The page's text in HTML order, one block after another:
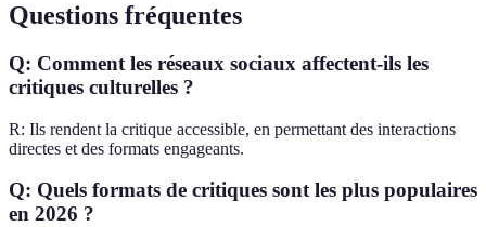
Questions fréquentes
Q: Comment les réseaux sociaux affectent-ils les
critiques culturelles ?
R: Ils rendent la critique accessible, en permettant des interactions
directes et des formats engageants.
Q: Quels formats de critiques sont les plus populaires
en 2026 ?